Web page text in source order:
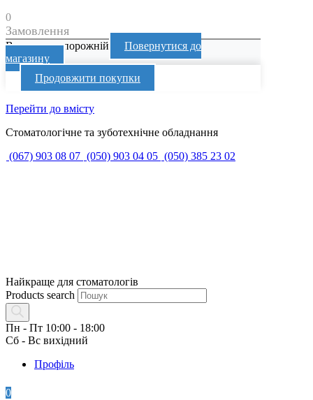
0
Замовлення
Ваш кошик порожній
Повернутися до
магазину
Продовжити покупки
Перейти до вмісту
Стоматологічне та зуботехнічне обладнання
(067) 903 08 07 (050) 903 04 05 (050) 385 23 02
Найкраще для стоматологів
Products search
Пн - Пт 10:00 - 18:00
Сб - Вс вихідний
Профіль
0